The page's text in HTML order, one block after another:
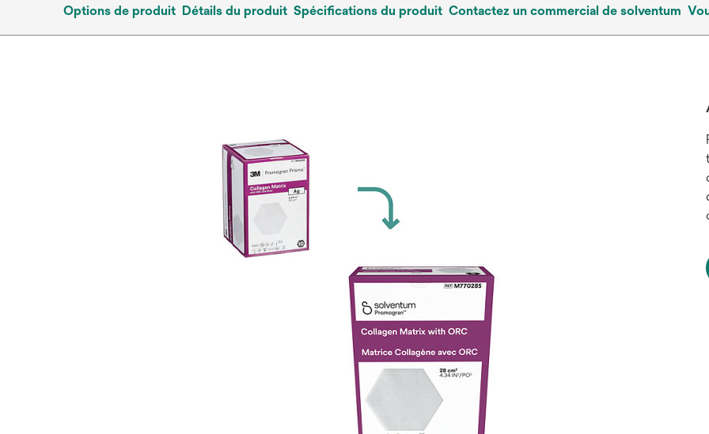
Options de produit Détails du produit Spécifications du produit Contactez un commercial de solventum